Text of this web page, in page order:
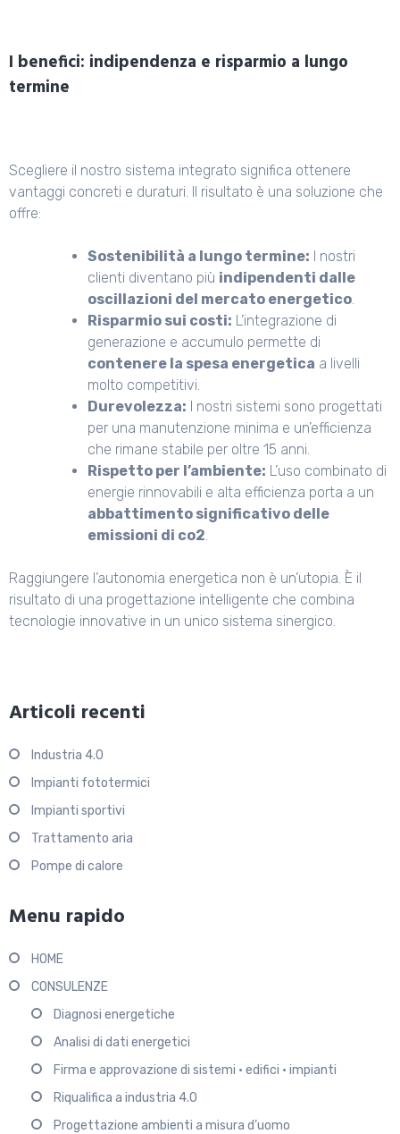
I benefici: indipendenza e risparmio a lungo
termine
Scegliere il nostro sistema integrato significa ottenere
vantaggi concreti e duraturi. Il risultato è una soluzione che
offre:
Sostenibilità a lungo termine: I nostri
clienti diventano più indipendenti dalle
oscillazioni del mercato energetico.
Risparmio sui costi: L’integrazione di
generazione e accumulo permette di
contenere la spesa energetica a livelli
molto competitivi.
Durevolezza: I nostri sistemi sono progettati
per una manutenzione minima e un’efficienza
che rimane stabile per oltre 15 anni.
Rispetto per l’ambiente: L’uso combinato di
energie rinnovabili e alta efficienza porta a un
abbattimento significativo delle
emissioni di co2.
Raggiungere l’autonomia energetica non è un’utopia. È il
risultato di una progettazione intelligente che combina
tecnologie innovative in un unico sistema sinergico.
Articoli recenti
Industria 4.0
Impianti fototermici
Impianti sportivi
Trattamento aria
Pompe di calore
Menu rapido
HOME
CONSULENZE
Diagnosi energetiche
Analisi di dati energetici
Firma e approvazione di sistemi • edifici • impianti
Riqualifica a industria 4.0
Progettazione ambienti a misura d’uomo